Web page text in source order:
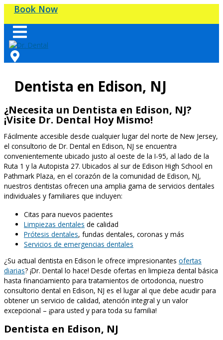
Skip
content
Book Now
Dentista en Edison, NJ
¿Necesita un Dentista en Edison, NJ?
¡Visite Dr. Dental Hoy Mismo!
Fácilmente accesible desde cualquier lugar del norte de New Jersey,
el consultorio de Dr. Dental en Edison, NJ se encuentra
convenientemente ubicado justo al oeste de la I-95, al lado de la
Ruta 1 y la Autopista 27. Ubicados al sur de Edison High School en
Pathmark Plaza, en el corazón de la comunidad de Edison, NJ,
nuestros dentistas ofrecen una amplia gama de servicios dentales
individuales y familiares que incluyen:
Citas para nuevos pacientes
Limpiezas dentales de calidad
Prótesis dentales, fundas dentales, coronas y más
Servicios de emergencias dentales
¿Su actual dentista en Edison le ofrece impresionantes ofertas
diarias? ¡Dr. Dental lo hace! Desde ofertas en limpieza dental básica
hasta financiamiento para tratamientos de ortodoncia, nuestro
consultorio dental en Edison, NJ es el lugar al que debe acudir para
obtener un servicio de calidad, atención integral y un valor
excepcional – ¡para usted y para toda su familia!
Dentista en Edison, NJ